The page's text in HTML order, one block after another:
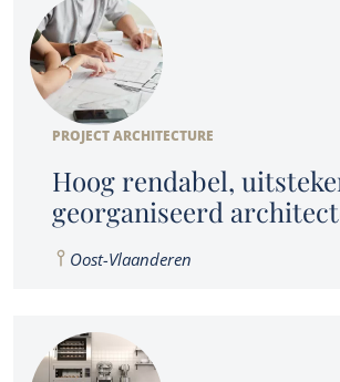
PROJECT ARCHITECTURE
Hoog rendabel,
georganiseerd
in Oost-Vlaanderen
Oost-Vlaanderen